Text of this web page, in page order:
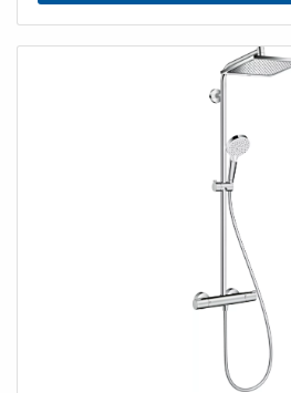
tête Rain Rotule : douche de tête
de jet Douchette pluie, Pluie
réglable en hauteur avec
douche de tête 426 mm débit
Pression d'écoulement minimum 1
mini 1 / max. 10 barres Vernis
de sécurité à 40°C limiteur d'eau
installation en surface Taille de
Filetage de raccordement G 1/
Nettoyage rapide Des